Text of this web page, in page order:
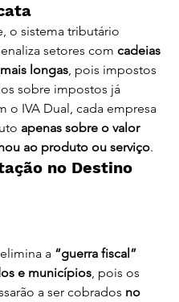
o sistema tributário
setores com cadeias
longas, pois impostos
sobre impostos já
o IVA Dual, cada empresa
apenas sobre o valor
ao produto ou serviço.
no Destino
a “guerra fiscal”
e municípios, pois os
a ser cobrados no